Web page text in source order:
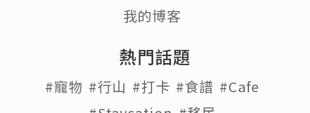
我的博客
熱門話題
#寵物 #行山 #打卡 #食譜 #Cafe